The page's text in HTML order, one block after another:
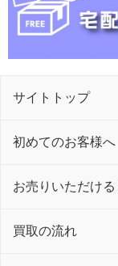
サイトトップ
初めてのお客様へ
お売りいただけ
買取の流れ